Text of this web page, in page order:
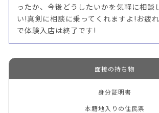
ったか、今後どうしたいかを気軽に相談
い!真剣に相談に乗ってくれますよ!お疲
で体験入店は終了です!
面接の持ち物
身分証明書
本籍地入りの住民票